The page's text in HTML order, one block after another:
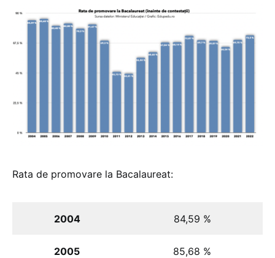
Rata de promovare la Bacalaureat:
2004 84,59 %
2005 85,68 %